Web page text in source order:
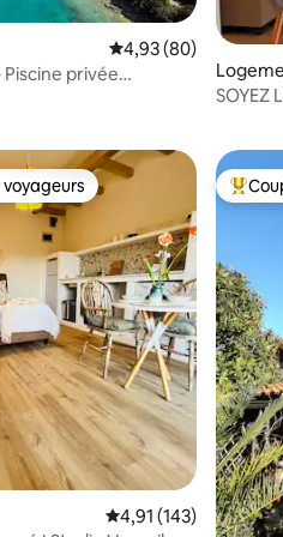
commentaires
Note moyenne de
4,93 (80)
Piscine privée
SOYEZ
commentaires
parmi les plus aimés
Note moyenne de
4,91 (143)
Coup